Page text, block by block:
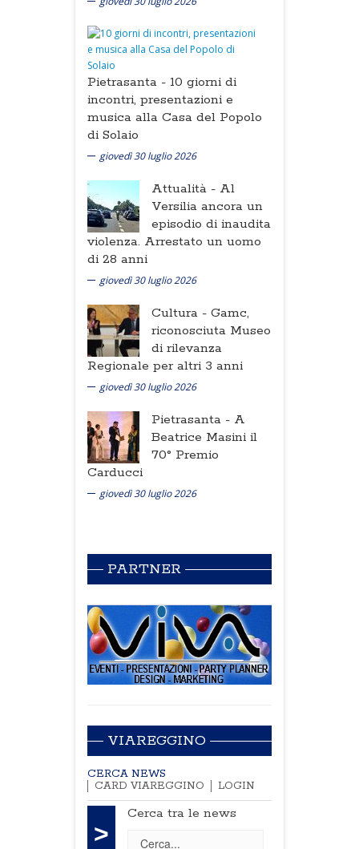
Pietrasanta - 10 giorni di
incontri, presentazioni e
musica alla Casa del Popolo
di Solaio
giovedì 30 luglio 2026
Attualità - Al
Versilia ancora un
episodio di inaudita
violenza. Arrestato un uomo
di 28 anni
giovedì 30 luglio 2026
Cultura - Gamc,
riconosciuta Museo
di rilevanza
Regionale per altri 3 anni
giovedì 30 luglio 2026
Pietrasanta - A
Beatrice Masini il
70° Premio
Carducci
giovedì 30 luglio 2026
PARTNER
VIAREGGINO
CERCA NEWS
CARD VIAREGGINO
LOGIN
>
Cerca tra le news